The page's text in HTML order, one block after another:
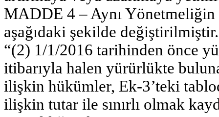
MADDE 4 – Aynı
aşağıdaki şekilde değiştirilmiştir.
“(2) 1/1/2016 tarihinden önce
itibarıyla halen yürürlükte
ilişkin hükümler, Ek-3’teki
ilişkin tutar ile sınırlı olmak